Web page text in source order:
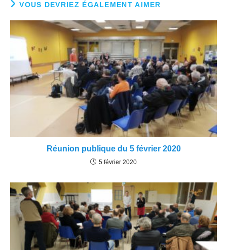
VOUS DEVRIEZ ÉGALEMENT AIMER
Réunion publique du 5 février 2020
5 février 2020